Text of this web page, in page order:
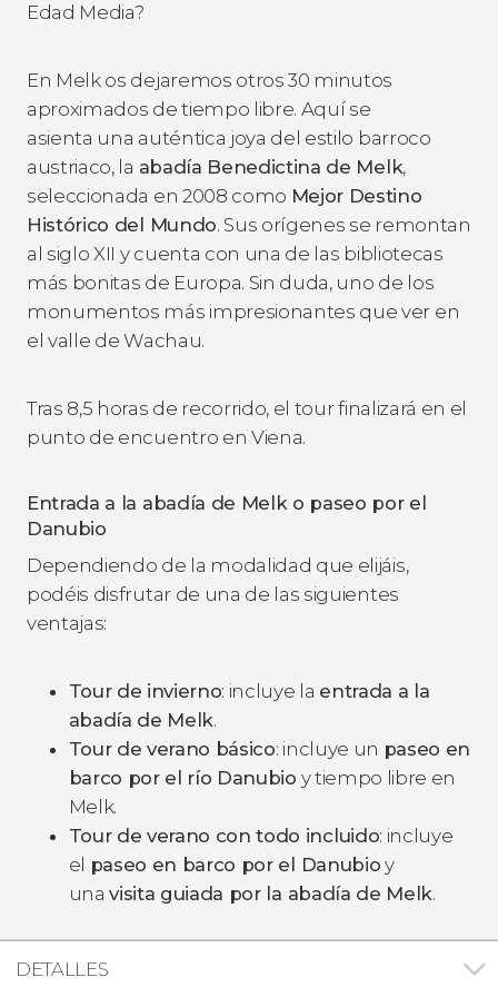
Edad Media?
En Melk os dejaremos otros 30 minutos
aproximados de tiempo libre. Aquí se
asienta una auténtica joya del estilo barroco
austriaco, la abadía Benedictina de Melk,
seleccionada en 2008 como Mejor Destino
Histórico del Mundo. Sus orígenes se remontan
al siglo XII y cuenta con una de las bibliotecas
más bonitas de Europa. Sin duda, uno de los
monumentos más impresionantes que ver en
el valle de Wachau.
Tras 8,5 horas de recorrido, el tour finalizará en el
punto de encuentro en Viena.
Entrada a la abadía de Melk o paseo por el
Danubio
Dependiendo de la modalidad que elijáis,
podéis disfrutar de una de las siguientes
ventajas:
Tour de invierno: incluye la entrada a la
abadía de Melk.
Tour de verano básico: incluye un paseo en
barco por el río Danubio y tiempo libre en
Melk.
Tour de verano con todo incluido: incluye
el paseo en barco por el Danubio y
unavisita guiada por la abadía de Melk.
DETALLES